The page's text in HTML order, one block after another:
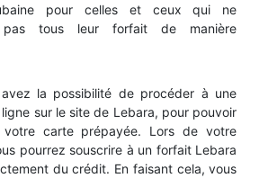
pour celles et ceux qui ne
pas tous leur forfait de manière
avez la possibilité de procéder à une
sur le site de Lebara, pour pouvoir
votre carte prépayée. Lors de votre
pourrez souscrire à un forfait Lebara
du crédit. En faisant cela, vous